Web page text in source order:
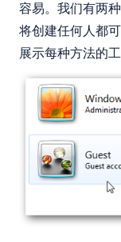
容易。我们有两
将创建任何人都
展示每种方法的工